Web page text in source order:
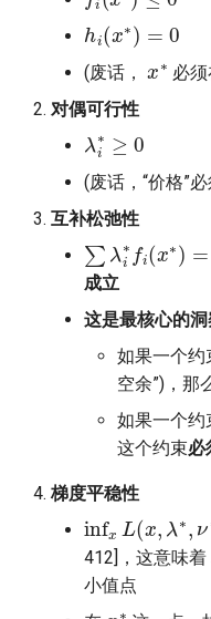
h
x ∗)
(废话，
∗
必须
对偶可行性
λ i∗ 0
(废话，“价格”
互补松弛性
∑λ ∗ f( x ∗)
成立
这是最核心的洞
如果一个约
空余”)，那
如果一个约
这个约束必
梯度平稳性
infx L( x ∗ ,ν ∗
412]，这意味着
小值点
∗